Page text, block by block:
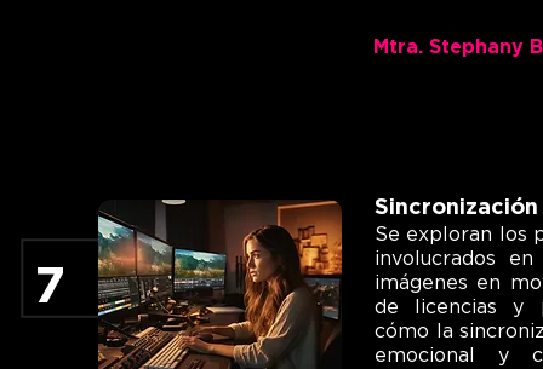
Mtra. Stephany
Sincronización
Se exploran los
involucrados
imágenes en
de licencias y
cómo la
emocional y
7